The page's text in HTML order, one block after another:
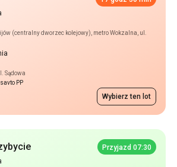
(centralny dworzec kolejowy), metro Wokzalna, ul.
Sądowa
PP
Wybierz ten lot
Przyjazd 07:30